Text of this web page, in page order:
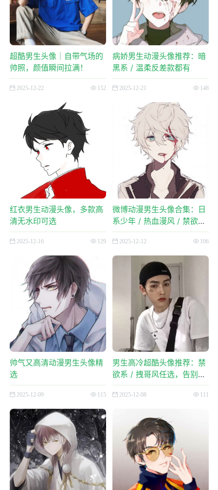
超酷男生头像｜自带气场的
帅照，颜值瞬间拉满！
2025-12-22 152
病娇男生动漫头像推荐：暗
黑系 / 温柔反差款都有
2025-12-21 148
红衣男生动漫头像，多款高
清无水印可选
2025-12-16 129
微博动漫男生头像合集：日
系少年 / 热血漫风 / 禁欲
系，适配微博头像尺寸
2025-12-12 106
帅气又高清动漫男生头像精
选
2025-12-09 115
男生高冷超酷头像推荐：禁
欲系 / 拽哥风任选，告别普
通感
2025-12-08 111